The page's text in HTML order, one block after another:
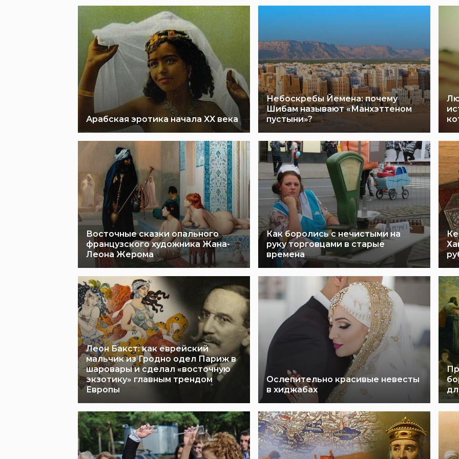
Арабская эротика начала XX века
Небоскребы Йемена: почему
Шибам называют «Манхэттеном
пустыни»?
Восточные сказки опального
французского художника Жана-
Леона Жерома
Как боролись с нечистыми на
руку торговцами в старые
времена
Леон Бакст: как еврейский
мальчик из Гродно одел Париж в
шаровары и сделал «восточную
экзотику» главным трендом
Европы
Ослепительно красивые невесты
в хиджабах